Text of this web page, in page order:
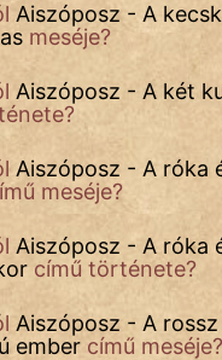
Aiszóposz - A
meséje?
Aiszóposz - A két
Aiszóposz - A róka
meséje?
Aiszóposz - A róka
című története?
Aiszóposz - A rossz
ember című meséje?